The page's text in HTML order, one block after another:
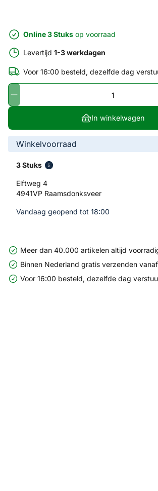
Online 3 Stuks op voorraad
Levertijd 1-3 werkdagen
Voor 16:00 besteld, dezelfde dag
In winkelwagen
Winkelvoorraad
3 Stuks
Elftweg 4
4941VP Raamsdonksveer
Vandaag geopend tot 18:00
Meer dan 40.000 artikelen altijd
Binnen Nederland gratis verzenden
Voor 16:00 besteld, dezelfde dag